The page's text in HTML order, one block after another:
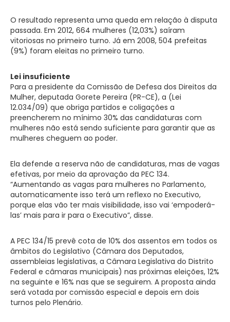
O resultado representa uma queda em relação à disputa
passada. Em 2012, 664 mulheres (12,03%) saíram
vitoriosas no primeiro turno. Já em 2008, 504 prefeitas
(9%) foram eleitas no primeiro turno.
Lei insuficiente
Para a presidente da Comissão de Defesa dos Direitos da
Mulher, deputada Gorete Pereira (PR-CE), a (Lei
12.034/09) que obriga partidos e coligações a
preencherem no mínimo 30% das candidaturas com
mulheres não está sendo suficiente para garantir que as
mulheres cheguem ao poder.
Ela defende a reserva não de candidaturas, mas de vagas
efetivas, por meio da aprovação da PEC 134.
“Aumentando as vagas para mulheres no Parlamento,
automaticamente isso terá um reflexo no Executivo,
porque elas vão ter mais visibilidade, isso vai ‘empoderá-
las’ mais para ir para o Executivo”, disse.
A PEC 134/15 prevê cota de 10% dos assentos em todos os
âmbitos do Legislativo (Câmara dos Deputados,
assembleias legislativas, a Câmara Legislativa do Distrito
Federal e câmaras municipais) nas próximas eleições, 12%
na seguinte e 16% nas que se seguirem. A proposta ainda
será votada por comissão especial e depois em dois
turnos pelo Plenário.